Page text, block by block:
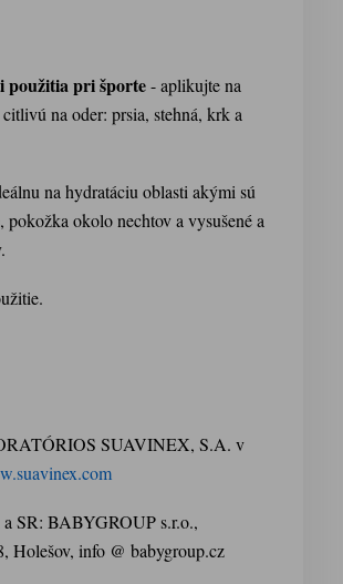
použitia pri športe- aplikujte na
na oder: prsia, stehná, krk a
na hydratáciu oblasti akými sú
pokožka okolo nechtov a vysušené a
SUAVINEX, S.A. v
SR: BABYGROUP s.r.o.,
Holešov, info @ babygroup.cz